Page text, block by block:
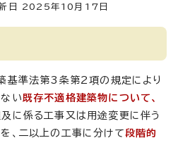
日 2025年10月17日
基準法第3条第2項の規定により
い 既存不適格建築物について、
に係る工事又は用途変更に伴う
、二以上の工事に分けて段階的